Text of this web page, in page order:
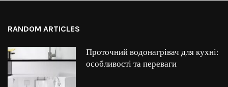
RANDOM ARTICLES
Проточний водонагрівач для кухні:
особливості та переваги